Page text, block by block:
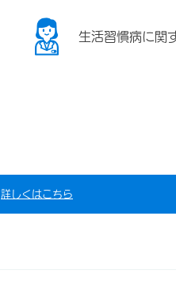
生活習慣病に関
詳しくはこちら